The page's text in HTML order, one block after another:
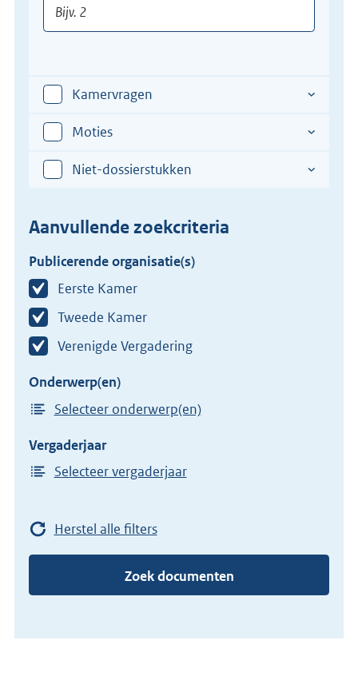
XII
Kamervragen
Moties
Niet-dossierstukken
Aanvullende zoekcriteria
Publicerende organisatie(s)
Eerste Kamer
Tweede Kamer
Verenigde Vergadering
Onderwerp(en)
Selecteer onderwerp(en)
Vergaderjaar
Selecteer vergaderjaar
Herstel alle filters
Zoek documenten